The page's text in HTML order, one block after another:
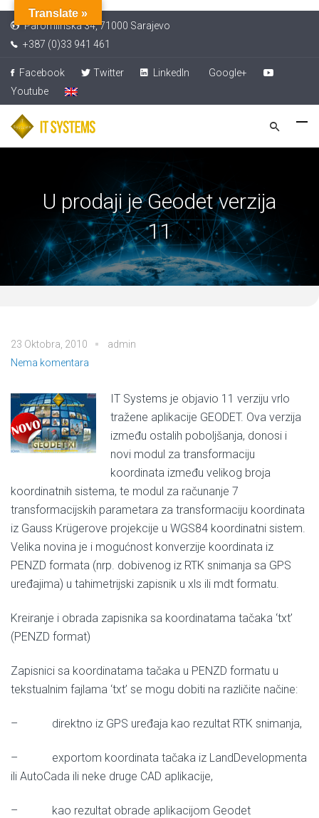
Paromlinska 34, 71000 Sarajevo
+387 (0)33 941 461
Facebook Twitter LinkedIn
Google+
Youtube
U prodaji je Geodet verzija
11
23 Oktobra, 2010
admin
Nema komentara
IT Systems je objavio 11 verziju vrlo
tražene aplikacije GEODET. Ova verzija
između ostalih poboljšanja, donosi i
novi modul za transformaciju
koordinata između velikog broja
koordinatnih sistema, te modul za računanje 7
transformacijskih parametara za transformaciju koordinata
iz Gauss Krügerove projekcije u WGS84 koordinatni sistem.
Velika novina je i mogućnost konverzije koordinata iz
PENZD formata (nrp. dobivenog iz RTK snimanja sa GPS
uređajima) u tahimetrijski zapisnik u xls ili mdt formatu.
Kreiranje i obrada zapisnika sa koordinatama tačaka ‘txt’
(PENZD format)
Zapisnici sa koordinatama tačaka u PENZD formatu u
tekstualnim fajlama ‘txt’ se mogu dobiti na različite načine:
– direktno iz GPS uređaja kao rezultat RTK snimanja,
– exportom koordinata tačaka iz LandDevelopmenta
ili AutoCada ili neke druge CAD aplikacije,
– kao rezultat obrade aplikacijom Geodet
Translate »